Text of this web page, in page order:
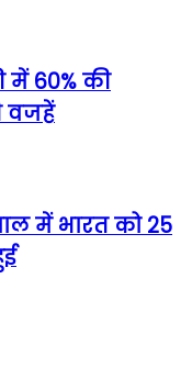
में 60% की
वजहें
में भारत को 25